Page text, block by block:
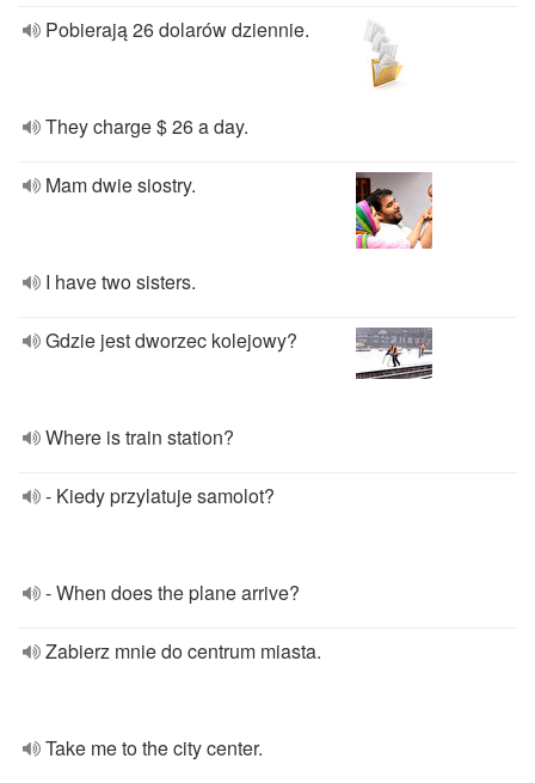
Pobierają 26 dolarów dziennie.
They charge $ 26 a day.
Mam dwie siostry.
I have two sisters.
Gdzie jest dworzec kolejowy?
Where is train station?
- Kiedy przylatuje samolot?
- When does the plane arrive?
Zabierz mnie do centrum miasta.
Take me to the city center.